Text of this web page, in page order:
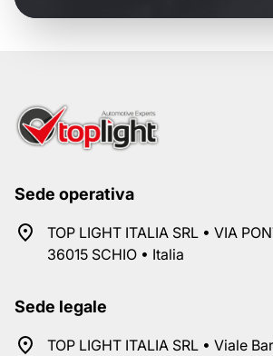
Sede operativa
TOP LIGHT ITALIA SRL • VIA
36015 SCHIO • Italia
Sede legale
TOP LIGHT ITALIA SRL • Viale